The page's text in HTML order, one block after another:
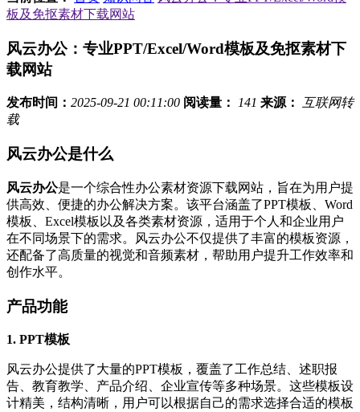
板及免抠素材下载网站
风云办公：专业PPT/Excel/Word模板及免抠素材下
载网站
发布时间： 2025-09-21 00:11:00 阅读量： 141 来源： 互联网转
载
风云办公是什么
风云办公是一个综合性办公素材资源下载网站，旨在为用户提
供高效、便捷的办公解决方案。该平台涵盖了PPT模板、Word
模板、Excel模板以及各类素材资源，适用于个人和企业用户
在不同场景下的需求。风云办公不仅提供了丰富的模板资源，
还配备了高质量的视觉和音频素材，帮助用户提升工作效率和
创作水平。
产品功能
1. PPT模板
风云办公提供了大量的PPT模板，覆盖了工作总结、述职报
告、教育教学、产品介绍、企业宣传等多种场景。这些模板设
计精美，结构清晰，用户可以根据自己的需求选择合适的模板